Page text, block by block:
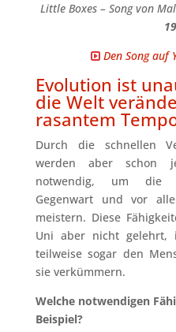
Little Boxes – Song von
Den Song auf
Evolution ist
die Welt
rasantem
Durch die schnellen
werden aber schon
notwendig, um die
Gegenwart und vor
meistern. Diese
Uni aber nicht gelehrt,
teilweise sogar den
sie verkümmern.
Welche notwendigen
Beispiel?